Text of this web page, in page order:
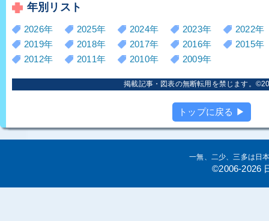
年別リスト
2026年 2025年 2024年 2023年
2022年
2019年
2018年 2017年 2016年
2015年
2012年
2011年 2010年 2009年
掲載記事・図表の無断転用を禁じます。
トップに戻る ▶
一無、二少、三多は日
©2006-2026